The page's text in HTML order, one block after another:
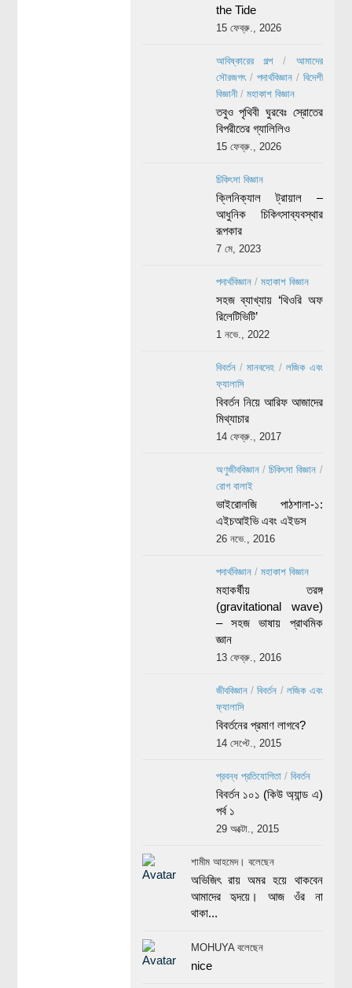
the Tide
15 ফেব্রু., 2026
আবিষ্কারের গল্প/ আমাদের
সৌরজগৎ/ পদার্থবিজ্ঞান/ বিদেশী
বিজ্ঞানী/ মহাকাশ বিজ্ঞান
তবুও পৃথিবী ঘুরবেঃ স্রোতের
বিপরীতের গ্যালিলিও
15 ফেব্রু., 2026
চিকিৎসা বিজ্ঞান
ক্লিনিক্যাল ট্রায়াল –
আধুনিক চিকিৎসাব্যবস্থার
রূপকার
7 মে, 2023
পদার্থবিজ্ঞান/ মহাকাশ বিজ্ঞান
সহজ ব্যাখ্যায় ‘থিওরি অফ
রিলেটিভিটি’
1 নভে., 2022
বিবর্তন/মানবদেহ /লজিক এবং
ফ্যালাসি
বিবর্তন নিয়ে আরিফ আজাদের
মিথ্যাচার
14 ফেব্রু., 2017
অণুজীববিজ্ঞান/চিকিৎসা বিজ্ঞান /
রোগ বালাই
ভাইরোলজি পাঠশালা-১:
এইচআইভি এবং এইডস
26 নভে., 2016
পদার্থবিজ্ঞান/ মহাকাশ বিজ্ঞান
মহাকর্ষীয় তরঙ্গ
(gravitational wave)
– সহজ ভাষায় প্রাথমিক
জ্ঞান
13 ফেব্রু., 2016
জীববিজ্ঞান/বিবর্তন /লজিক এবং
ফ্যালাসি
বিবর্তনের প্রমাণ লাগবে?
14 সেপ্টে., 2015
প্রবন্ধ প্রতিযোগিতা/ বিবর্তন
বিবর্তন ১০১ (কিউ অ্যান্ড এ)
পর্ব ১
29 অক্টো., 2015
শামীম আহমেদ। বলেছেন
অভিজিৎ রায় অমর হয়ে থাকবেন
আমাদের হৃদয়ে। আজ ওঁর না
থাকা...
MOHUYA বলেছেন
nice